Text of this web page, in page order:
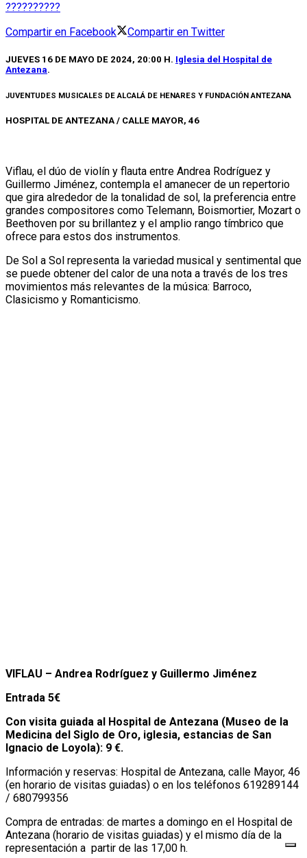
??????????
Compartir en Facebook
Compartir en Twitter
JUEVES 16 DE MAYO DE 2024, 20:00 H. Iglesia del Hospital de
Antezana.
JUVENTUDES MUSICALES DE ALCALÁ DE HENARES Y FUNDACIÓN ANTEZANA
HOSPITAL DE ANTEZANA / CALLE MAYOR, 46
Viflau, el dúo de violín y flauta entre Andrea Rodríguez y
Guillermo Jiménez, contempla el amanecer de un repertorio
que gira alrededor de la tonalidad de sol, la preferencia entre
grandes compositores como Telemann, Boismortier, Mozart o
Beethoven por su brillantez y el amplio rango tímbrico que
ofrece para estos dos instrumentos.
De Sol a Sol representa la variedad musical y sentimental que
se puede obtener del calor de una nota a través de los tres
movimientos más relevantes de la música: Barroco,
Clasicismo y Romanticismo.
VIFLAU – Andrea Rodríguez y Guillermo Jiménez
Entrada 5€
Con visita guiada al Hospital de Antezana (Museo de la
Medicina del Siglo de Oro, iglesia, estancias de San
Ignacio de Loyola): 9 €.
Información y reservas: Hospital de Antezana, calle Mayor, 46
(en horario de visitas guiadas) o en los teléfonos 619289144
/ 680799356
Compra de entradas: de martes a domingo en el Hospital de
Antezana (horario de visitas guiadas) y el mismo día de la
representación a partir de las 17,00 h.